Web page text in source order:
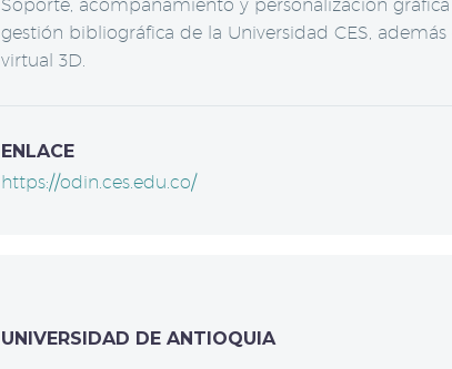
Soporte, acompañamiento y personalización
gestión bibliográfica de la Universidad CES,
virtual 3D.
ENLACE
https://odin.ces.edu.co/
UNIVERSIDAD DE ANTIOQUIA